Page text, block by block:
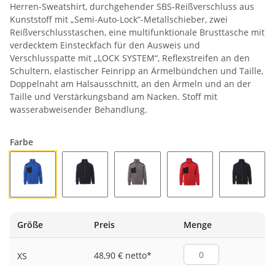
Herren-Sweatshirt, durchgehender SBS-Reißverschluss aus
Kunststoff mit „Semi-Auto-Lock“-Metallschieber, zwei
Reißverschlusstaschen, eine multifunktionale Brusttasche mit
verdecktem Einsteckfach für den Ausweis und
Verschlusspatte mit „LOCK SYSTEM“, Reflexstreifen an den
Schultern, elastischer Feinripp an Ärmelbündchen und Taille,
Doppelnaht am Halsausschnitt, an den Ärmeln und an der
Taille und Verstärkungsband am Nacken. Stoff mit
wasserabweisender Behandlung.
Farbe
Größe
Preis Menge
XS 48,90 € netto*